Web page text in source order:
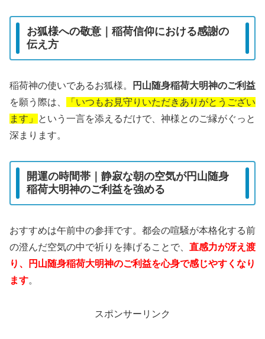
お狐様への敬意｜稲荷信仰における感謝の
伝え方
稲荷神の使いであるお狐様。
円山随身稲荷大明神のご利益
を願う際は、
「いつもお見守りいただきありがとうござい
ます」
という一言を添えるだけで、神様とのご縁がぐっと
深まります。
開運の時間帯｜静寂な朝の空気が円山随身
稲荷大明神のご利益を強める
おすすめは午前中の参拝です。都会の喧騒が本格化する前
の澄んだ空気の中で祈りを捧げることで、 直感力が冴え渡
り、円山随身稲荷大明神のご利益を心身で感じやすくなり
ます。
スポンサーリンク